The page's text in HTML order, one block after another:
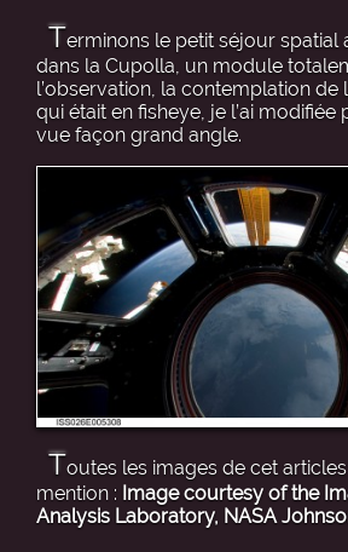
Terminons le petit séjour spatial
dans la Cupolla, un module
l’observation, la contemplation de
qui était en fisheye, je l’ai modifiée
vue façon grand angle.
Toutes les images de cet
mention : Image courtesy of the
Analysis Laboratory, NASA